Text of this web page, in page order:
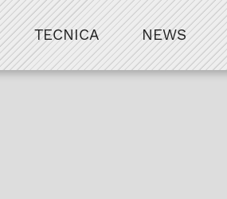
TECNICA NEWS